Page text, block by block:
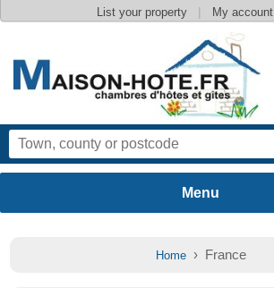
List your property | My account
Home› France